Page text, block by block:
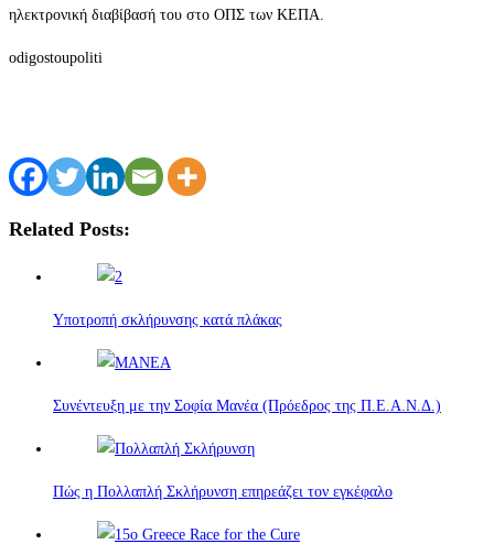
ηλεκτρονική διαβίβασή του στο ΟΠΣ των ΚΕΠΑ.
odigostoupoliti
Related Posts:
Υποτροπή σκλήρυνσης κατά πλάκας
Συνέντευξη με την Σοφία Μανέα (Πρόεδρος της Π.Ε.Α.Ν.Δ.)
Πώς η Πολλαπλή Σκλήρυνση επηρεάζει τον εγκέφαλο